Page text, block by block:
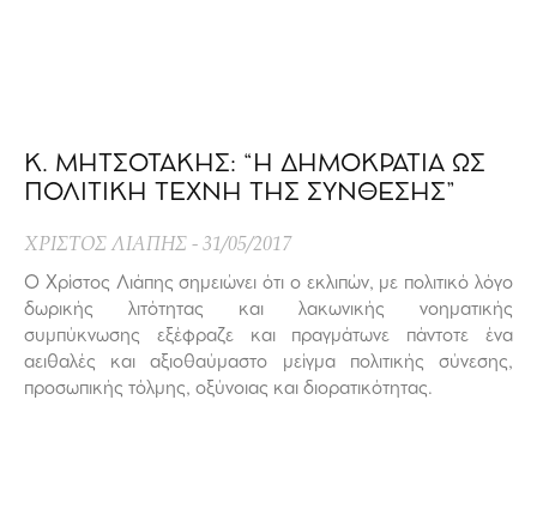
Κ. ΜΗΤΣΟΤΑΚΗΣ: “Η ΔΗΜΟΚΡΑΤΙΑ ΩΣ
ΠΟΛΙΤΙΚΗ ΤΕΧΝΗ ΤΗΣ ΣΥΝΘΕΣΗΣ”
ΧΡΙΣΤΟΣ ΛΙΑΠΗΣ 31/05/2017
Ο Χρίστος Λιάπης σημειώνει ότι ο εκλιπών, με πολιτικό λόγο
δωρικής λιτότητας και λακωνικής νοηματικής
συμπύκνωσης εξέφραζε και πραγμάτωνε πάντοτε ένα
αειθαλές και αξιοθαύμαστο μείγμα πολιτικής σύνεσης,
προσωπικής τόλμης, οξύνοιας και διορατικότητας.